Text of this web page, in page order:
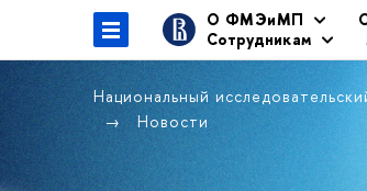
О ФМЭиМП
Сотрудникам
Национальный
Новости